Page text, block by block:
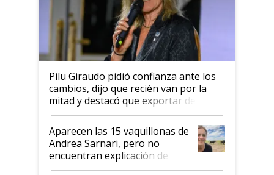
Pilu Giraudo pidió confianza ante los
cambios, dijo que recién van por la
mitad y destacó que exportar dejó de
ser "para unos pocos": "Tenemos un
mandato muy claro del gobierno
nacional"
Aparecen las 15 vaquillonas de
Andrea Sarnari, pero no
encuentran explicación de
cómo llegaron allí